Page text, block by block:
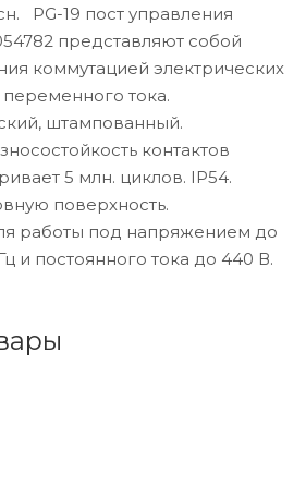
PG-19 пост управления
представляют собой
коммутацией электрических
тока.
штампованный.
контактов
5 млн. циклов. IP54.
поверхность.
работы под напряжением до
и постоянного тока до 440 В.